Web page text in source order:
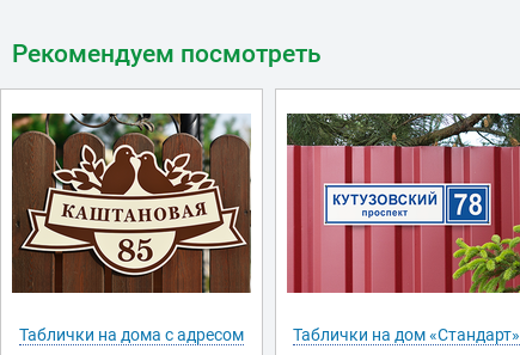
Рекомендуем посмотреть
Таблички на дома с адресом Таблички на дом «Стандарт»